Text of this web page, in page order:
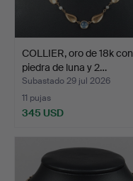
COLLIER, oro de 18k con
piedra de luna y 2…
Subastado 29 jul 2026
11 pujas
345 USD